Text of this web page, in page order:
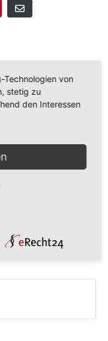
Technologien von
stetig zu
den Interessen